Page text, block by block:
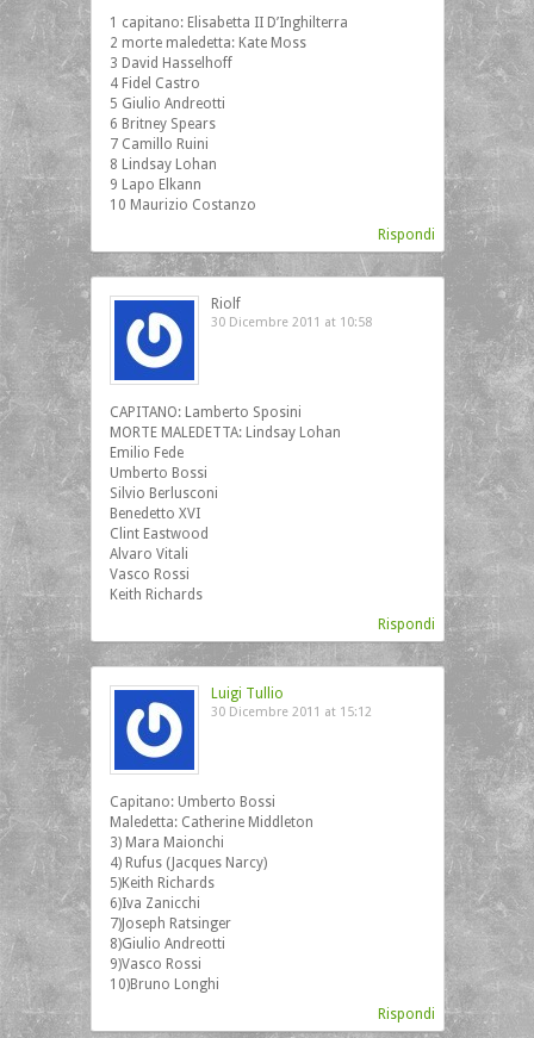
1 capitano: Elisabetta II D’Inghilterra
2 morte maledetta: Kate Moss
3 David Hasselhoff
4 Fidel Castro
5 Giulio Andreotti
6 Britney Spears
7 Camillo Ruini
8 Lindsay Lohan
9 Lapo Elkann
10 Maurizio Costanzo
Rispondi
Riolf
30 Dicembre 2011 at 10:58
CAPITANO: Lamberto Sposini
MORTE MALEDETTA: Lindsay Lohan
Emilio Fede
Umberto Bossi
Silvio Berlusconi
Benedetto XVI
Clint Eastwood
Alvaro Vitali
Vasco Rossi
Keith Richards
Rispondi
Luigi Tullio
30 Dicembre 2011 at 15:12
Capitano: Umberto Bossi
Maledetta: Catherine Middleton
3) Mara Maionchi
4) Rufus (Jacques Narcy)
5)Keith Richards
6)Iva Zanicchi
7)Joseph Ratsinger
8)Giulio Andreotti
9)Vasco Rossi
10)Bruno Longhi
Rispondi